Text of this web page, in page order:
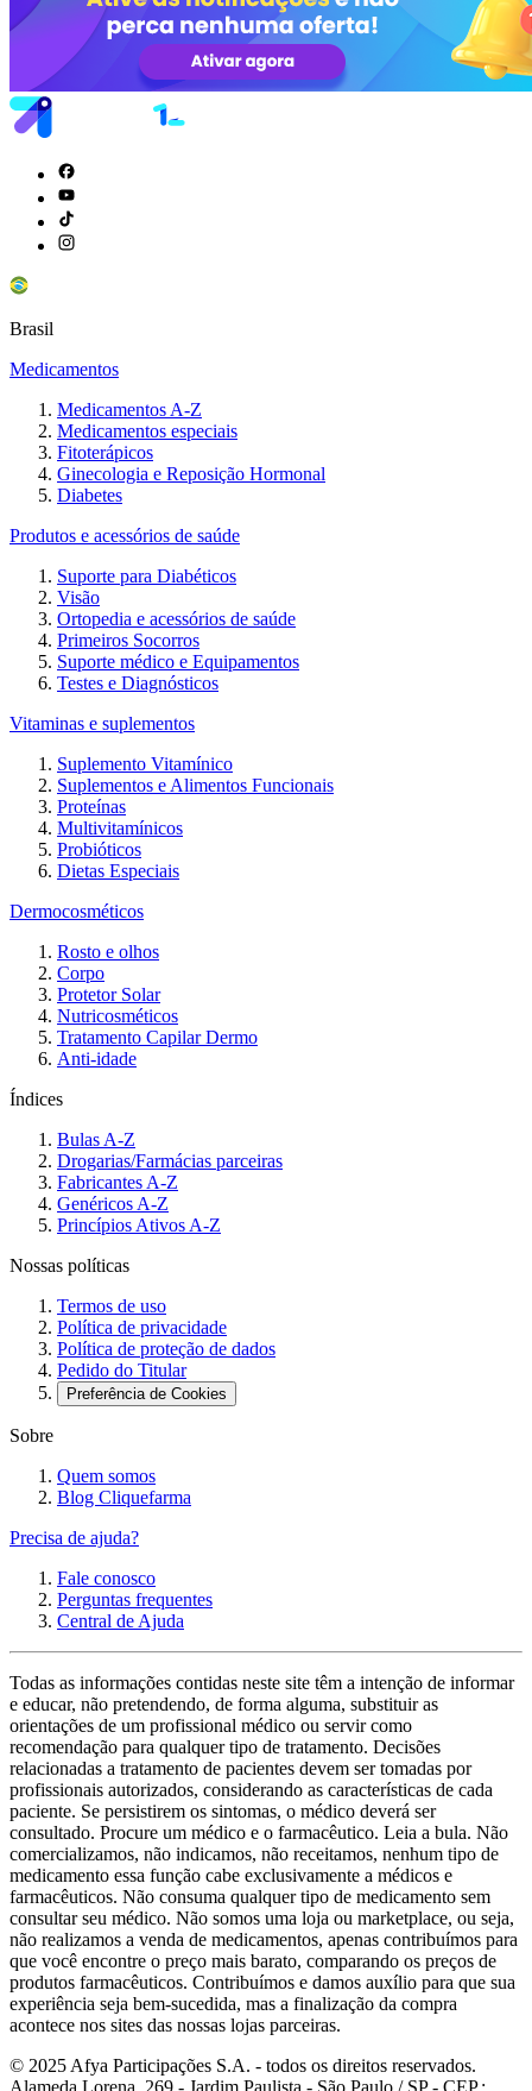
Brasil
Medicamentos
Medicamentos A-Z
Medicamentos especiais
Fitoterápicos
Ginecologia e Reposição Hormonal
Diabetes
Produtos e acessórios de saúde
Suporte para Diabéticos
Visão
Ortopedia e acessórios de saúde
Primeiros Socorros
Suporte médico e Equipamentos
Testes e Diagnósticos
Vitaminas e suplementos
Suplemento Vitamínico
Suplementos e Alimentos Funcionais
Proteínas
Multivitamínicos
Probióticos
Dietas Especiais
Dermocosméticos
Rosto e olhos
Corpo
Protetor Solar
Nutricosméticos
Tratamento Capilar Dermo
Anti-idade
Índices
Bulas A-Z
Drogarias/Farmácias parceiras
Fabricantes A-Z
Genéricos A-Z
Princípios Ativos A-Z
Nossas políticas
Termos de uso
Política de privacidade
Política de proteção de dados
Pedido do Titular
Preferência de Cookies
Sobre
Quem somos
Blog Cliquefarma
Precisa de ajuda?
Fale conosco
Perguntas frequentes
Central de Ajuda
Todas as informações contidas neste site têm a intenção de informar
e educar, não pretendendo, de forma alguma, substituir as
orientações de um profissional médico ou servir como
recomendação para qualquer tipo de tratamento. Decisões
relacionadas a tratamento de pacientes devem ser tomadas por
profissionais autorizados, considerando as características de cada
paciente. Se persistirem os sintomas, o médico deverá ser
consultado. Procure um médico e o farmacêutico. Leia a bula. Não
comercializamos, não indicamos, não receitamos, nenhum tipo de
medicamento essa função cabe exclusivamente a médicos e
farmacêuticos. Não consuma qualquer tipo de medicamento sem
consultar seu médico. Não somos uma loja ou marketplace, ou seja,
não realizamos a venda de medicamentos, apenas contribuímos para
que você encontre o preço mais barato, comparando os preços de
produtos farmacêuticos. Contribuímos e damos auxílio para que sua
experiência seja bem-sucedida, mas a finalização da compra
acontece nos sites das nossas lojas parceiras.
© 2025 Afya Participações S.A. - todos os direitos reservados.
Alameda Lorena, 269 - Jardim Paulista - São Paulo / SP - CEP.: